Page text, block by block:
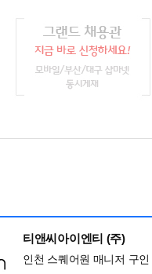
티앤씨아이엔티 (주)
인천 스퀘어원 매니저 구